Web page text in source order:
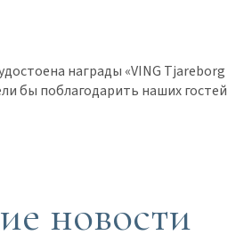
награды «VING Tjareborg
бы поблагодарить наших гостей
новости